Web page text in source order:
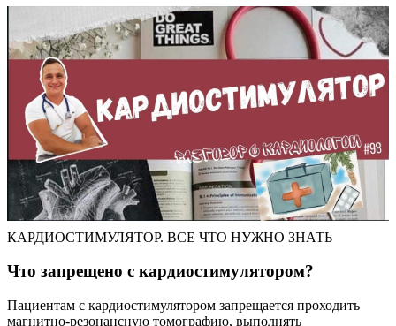
КАРДИОСТИМУЛЯТОР. ВСЕ ЧТО НУЖНО ЗНАТЬ
Что запрещено с кардиостимулятором?
Пациентам с кардиостимулятором запрещается проходить
магнитно-резонансную томографию, выполнять